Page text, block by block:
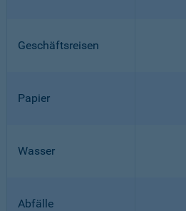
Geschäftsreisen
Papier
Wasser
Abfälle